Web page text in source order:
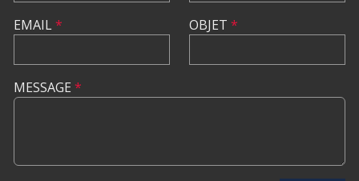
EMAIL* OBJET *
MESSAGE *